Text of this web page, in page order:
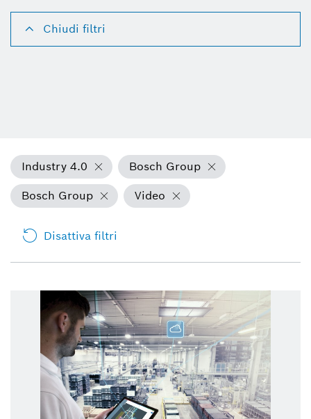
Chiudi filtri
Industry 4.0
Bosch Group
Bosch Group
Video
Disattiva filtri